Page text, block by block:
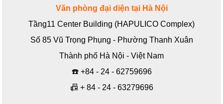
Văn phòng đại diện tại Hà Nội
Tầng11 Center Building (HAPULICO Complex)
Số 85 Vũ Trọng Phụng - Phường Thanh Xuân
Thành phố Hà Nội - Việt Nam
☎️ +84 - 24 - 62759696
📠 + 84 - 24 - 63279696